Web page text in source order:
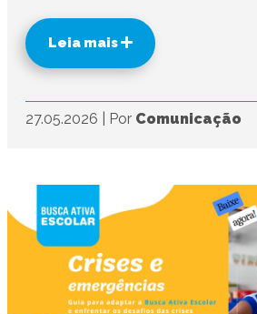
Leia mais
27.05.2026 Por Comunicação